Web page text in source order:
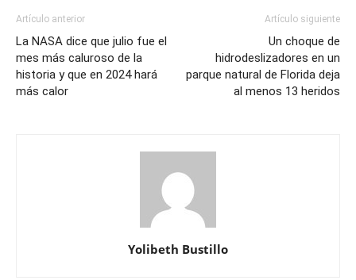
Artículo anterior
La NASA dice que julio fue el
mes más caluroso de la
historia y que en 2024 hará
más calor
Artículo siguiente
Un choque de
hidrodeslizadores en un
parque natural de Florida deja
al menos 13 heridos
Yolibeth Bustillo